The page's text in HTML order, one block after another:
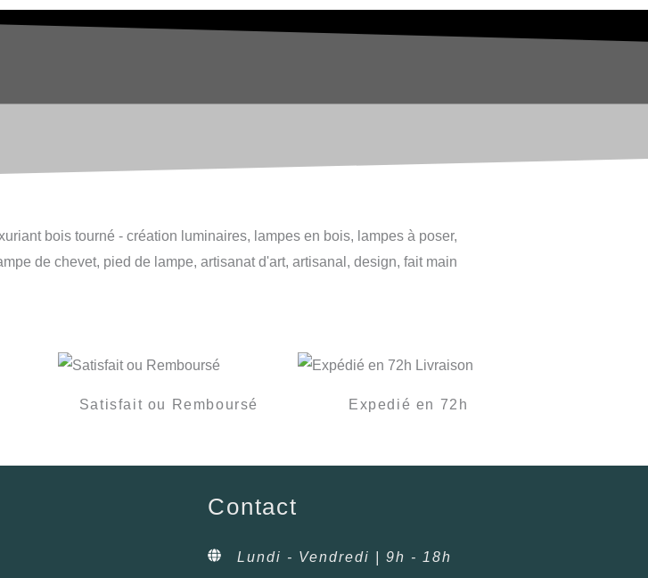
Satisfait ou Remboursé Expedié en 72h
Contact
Lundi - Vendredi | 9h - 18h